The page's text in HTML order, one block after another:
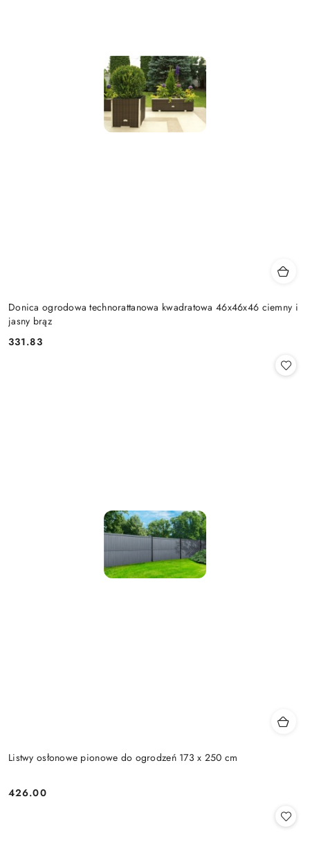
Donica ogrodowa technorattanowa kwadratowa 46x46x46 ciemny i
jasny brąz
Cena:
331.83
Listwy osłonowe pionowe do ogrodzeń 173 x 250 cm
Cena:
426.00